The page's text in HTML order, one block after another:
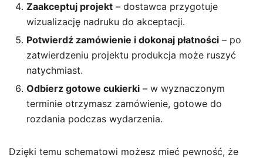
Zaakceptuj projekt – dostawca przygotuje
wizualizację nadruku do akceptacji.
Potwierdź zamówienie i dokonaj płatności – po
zatwierdzeniu projektu produkcja może ruszyć
natychmiast.
Odbierz gotowe cukierki – w wyznaczonym
terminie otrzymasz zamówienie, gotowe do
rozdania podczas wydarzenia.
Dzięki temu schematowi możesz mieć pewność, że